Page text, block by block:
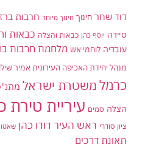
דוד שחר חינוך חינוך מיוחד חרבות
סיידה יוסף כהן כבאות והצלה כבאות
עובדיה לוחמי אש מלחמת חרבות
מנהל יחידת האכיפה העירונית אמיר שילו
כרמלמשטרת ישראל
הצלה סמים עיריית טירת
ציון סודרי ראש העיר דודו כהן
תאונת דרכים